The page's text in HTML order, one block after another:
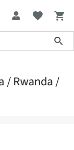
/ Rwanda /